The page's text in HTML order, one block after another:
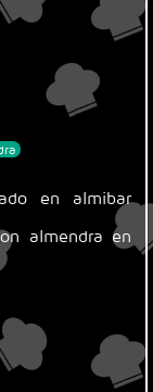
en almibar
almendra en